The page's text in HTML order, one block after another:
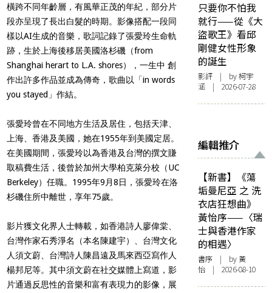
橫跨不同年齡層，有風華正茂的年紀，部分片
段亦呈現了長出白髮的時期。影像搭配一段同
樣以AI生成的音樂，歌詞記錄了張愛玲生命軌
跡，生於上海後移居美國洛杉磯（from
Shanghai herart to L.A. shores），一生中 創
作出許多作品並成為傳奇，歌曲以「in words
you stayed」作結。
張愛玲曾在不同地方生活及居住，包括天津、
上海、香港及美國，她在1955年到美國定居。
在美國期間，張愛玲以為香港及台灣的撰文賺
取稿費生活，後曾於加州大學柏克萊分校（UC
Berkeley）任職。1995年9月8日，張愛玲在洛
杉磯住所中離世，享年75歲。
影片獲文化界人士轉載，如香港詩人廖偉棠、
台灣作家石秀淨名（本名陳建宇）、台灣文化
人須文蔚、台灣詩人陳昌遠及馬來西亞寫作人
楊邦尼等。其中須文蔚在社交媒體上寫道，影
片通過反思性的音樂和富有表現力的影像，展
只要你不怕我
就行——從《大
盜歌王》看邱
剛健女性形象
的誕生
影評 | by 柯宇
涵 | 2026-07-28
編輯推介
【新書】《蕩
垢曼尼亞 之 洗
衣店狂想曲》
黃怡序——〈瑞
士與香港作家
的相遇〉
書序 | by 黃
怡 | 2026-08-10